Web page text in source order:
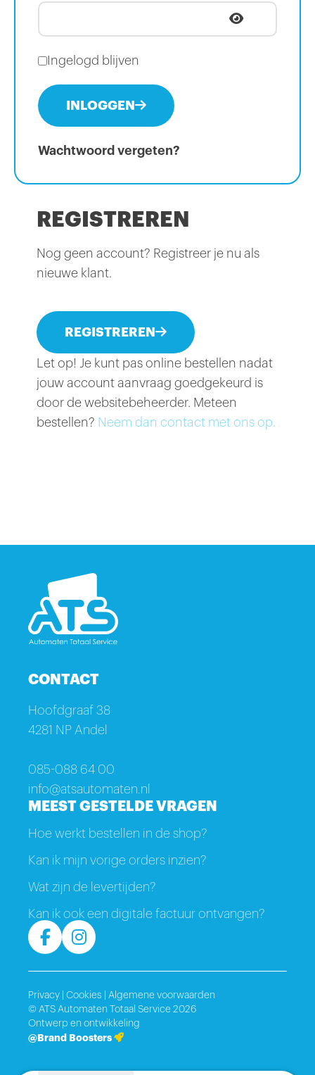
Ingelogd blijven
INLOGGEN
Wachtwoord vergeten?
REGISTREREN
Nog geen account? Registreer je nu als
nieuwe klant.
REGISTREREN
Let op! Je kunt pas online bestellen nadat
jouw account aanvraag goedgekeurd is
door de websitebeheerder. Meteen
bestellen? Neem dan contact met ons op.
CONTACT
Hoofdgraaf 38
4281 NP Andel
085-088 64 00
info@atsautomaten.nl
MEEST GESTELDE VRAGEN
Hoe werkt bestellen in de shop?
Kan ik mijn vorige orders inzien?
Wat zijn de levertijden?
Kan ik ook een digitale factuur ontvangen?
Ontwerp en ontwikkeling
@Brand Boosters
© ATS Automaten Totaal Service 2026
Privacy Cookies Algemene voorwaarden